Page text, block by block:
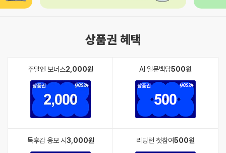
상품권 혜택
주말엔 보너스2,000원 AI 일문백답500원
독후감 응모 시3,000원 리딩런 첫참여500원